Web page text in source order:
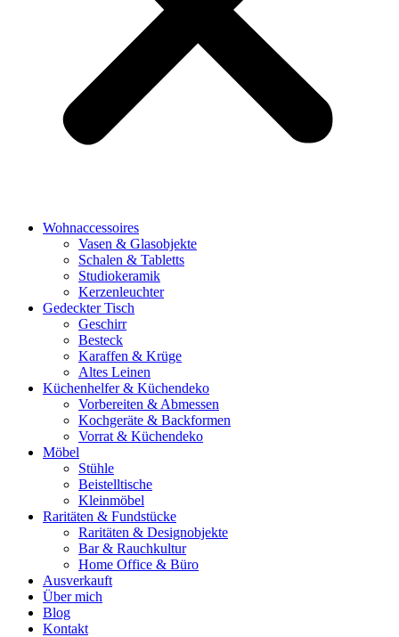
Wohnaccessoires
Vasen & Glasobjekte
Schalen & Tabletts
Studiokeramik
Kerzenleuchter
Gedeckter Tisch
Geschirr
Besteck
Karaffen & Krüge
Altes Leinen
Küchenhelfer & Küchendeko
Vorbereiten & Abmessen
Kochgeräte & Backformen
Vorrat & Küchendeko
Möbel
Stühle
Beistelltische
Kleinmöbel
Raritäten & Fundstücke
Raritäten & Designobjekte
Bar & Rauchkultur
Home Office & Büro
Ausverkauft
Über mich
Blog
Kontakt